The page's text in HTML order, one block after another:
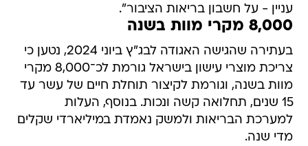
עניין - על חשבון בריאות הציבור".
8,000 מקרי מוות בשנה
בעתירה שהגישה האגודה לבג"ץ ביוני 2024, נטען כי
צריכת מוצרי עישון בישראל גורמת לכ־8,000 מקרי
מוות בשנה, וגורמת לקיצור תוחלת חיים של עשר עד
15 שנים, תחלואה קשה ונכות. בנוסף, העלות
למערכת הבריאות ולמשק נאמדת במיליארדי שקלים
מדי שנה.